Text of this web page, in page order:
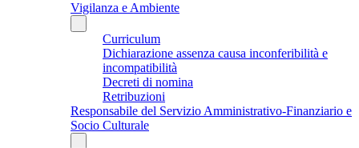
Vigilanza e Ambiente
Curriculum
Dichiarazione assenza causa inconferibilità e
incompatibilità
Decreti di nomina
Retribuzioni
Responsabile del Servizio Amministrativo-Finanziario e
Socio Culturale